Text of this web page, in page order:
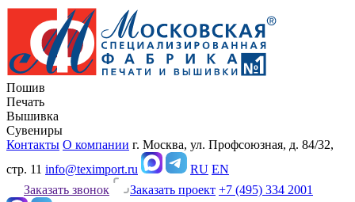
Пошив
Печать
Вышивка
Сувениры
Контакты О компании г. Москва, ул. Профсоюзная, д. 84/32,
стр. 11 info@teximport.ru RU EN
Заказать звонок
Заказать проект +7 (495) 334 2001